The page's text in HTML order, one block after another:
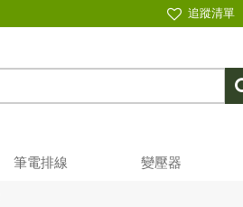
追蹤清單
筆電排線 變壓器